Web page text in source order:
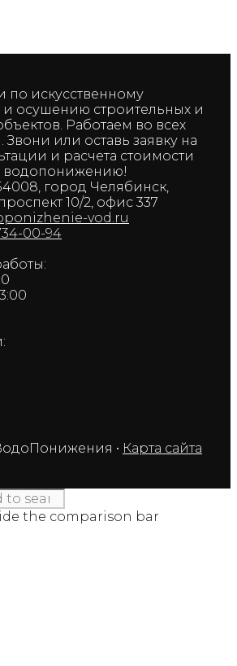
по искусственному
осушению строительных и
Работаем во всех
или оставь заявку на
и расчета стоимости
водопонижению!
город Челябинск,
10/2, офис 337
vod.ru
00-94
• Карта сайта
the comparison bar